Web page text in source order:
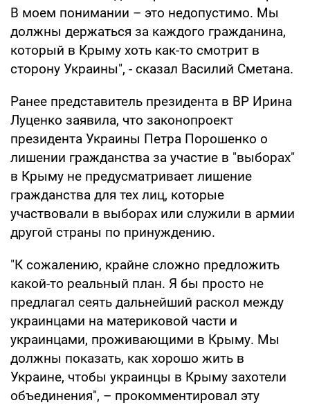
В моем понимании – это недопустимо. Мы
должны держаться за каждого гражданина,
который в Крыму хоть как-то смотрит в
сторону Украины", - сказал Василий Сметана.
Ранее представитель президента в ВР Ирина
Луценко заявила, что законопроект
президента Украины Петра Порошенко о
лишении гражданства за участие в "выборах"
в Крыму не предусматривает лишение
гражданства для тех лиц, которые
участвовали в выборах или служили в армии
другой страны по принуждению.
"К сожалению, крайне сложно предложить
какой-то реальный план. Я бы просто не
предлагал сеять дальнейший раскол между
украинцами на материковой части и
украинцами, проживающими в Крыму. Мы
должны показать, как хорошо жить в
Украине, чтобы украинцы в Крыму захотели
объединения", – прокомментировал эту